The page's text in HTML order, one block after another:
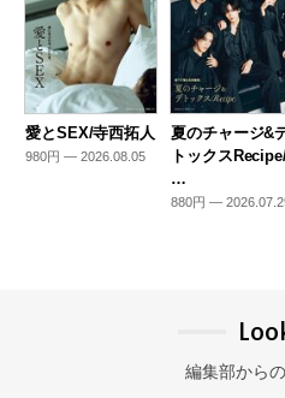
愛とSEX/寺西拓人
980円 — 2026.08.05
夏のチャージ&
トックス
…
880円 —
編集部から